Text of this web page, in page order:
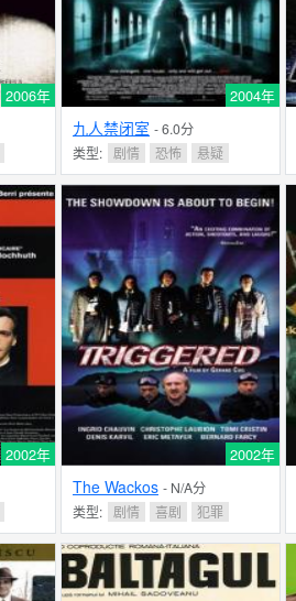
2006年 2004年
九人禁闭室 - 6.0分
类型: 剧情 恐怖 悬疑
2002年 2002年
The Wackos - N/A分
类型: 剧情 喜剧 犯罪